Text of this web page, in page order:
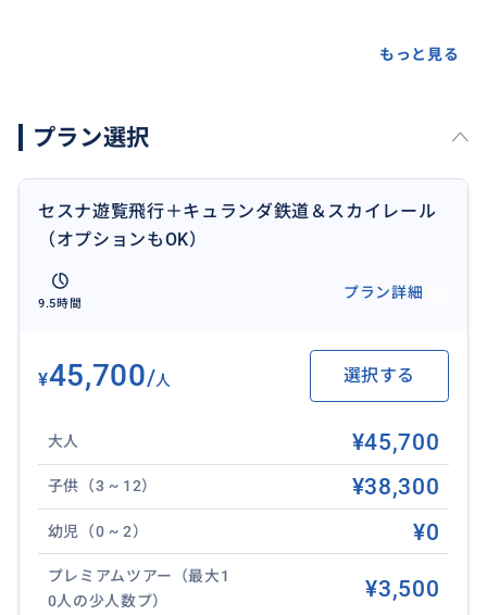
コアラ抱っこなどオプションも追加できます
おすすめ
もっと見る
プラン選択
セスナ遊覧飛行＋キュランダ鉄道＆スカイレール
（オプションもOK）
9.5時間
プラン詳細
¥45,700/人 選択する
大人 ¥45,700
子供（3 ~ 12） ¥38,300
幼児（0 ~ 2） ¥0
プレミアムツアー（最大1
0人の少人数プ）
¥3,500